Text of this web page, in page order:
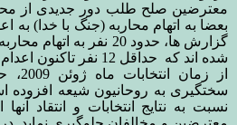
معترضین صلح طلب دور جدیدی از
بعضا به اتهام محاربه (جنگ با خدا) به
گزارش ها، حدود 20 نفر
شده اند که حداقل 12 نفر تاکنون اعدام شده اند.
از
سختگیری به روحانیون شیعه افزوده
نسبت به نتایج انتخابات و انتقاد